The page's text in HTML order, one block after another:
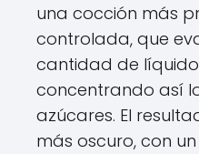
una cocción más
controlada, que
cantidad de
concentrando así
azúcares. El
más oscuro, con